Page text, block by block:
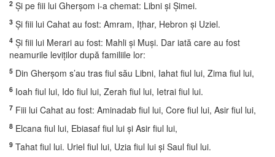
2 Şi pe fiii lui Gherşom i-a chemat: Libni şi Şimei.
3 Şi fiii lui Cahat au fost: Amram, Iţhar, Hebron şi Uziel.
4 Şi fiii lui Merari au fost: Mahli şi Muşi. Dar iată care au fost
neamurile leviţilor după familiile lor:
5 Din Gherşom s’au tras fiul său Libni, Iahat fiul lui, Zima fiul lui,
6 Ioah fiul lui, Ido fiul lui, Zerah fiul lui, Ietrai fiul lui.
7 Fiii lui Cahat au fost: Aminadab fiul lui, Core fiul lui, Asir fiul lui,
8 Elcana fiul lui, Ebiasaf fiul lui şi Asir fiul lui,
9 Tahat fiul lui. Uriel fiul lui, Uzia fiul lui şi Saul fiul lui.